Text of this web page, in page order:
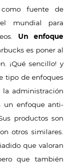
fuente de
mundial para
Un enfoque
es poner al
¡Qué sencillo! y
tipo de enfoques
administración
un enfoque anti-
productos son
otros similares.
que valoran
que también